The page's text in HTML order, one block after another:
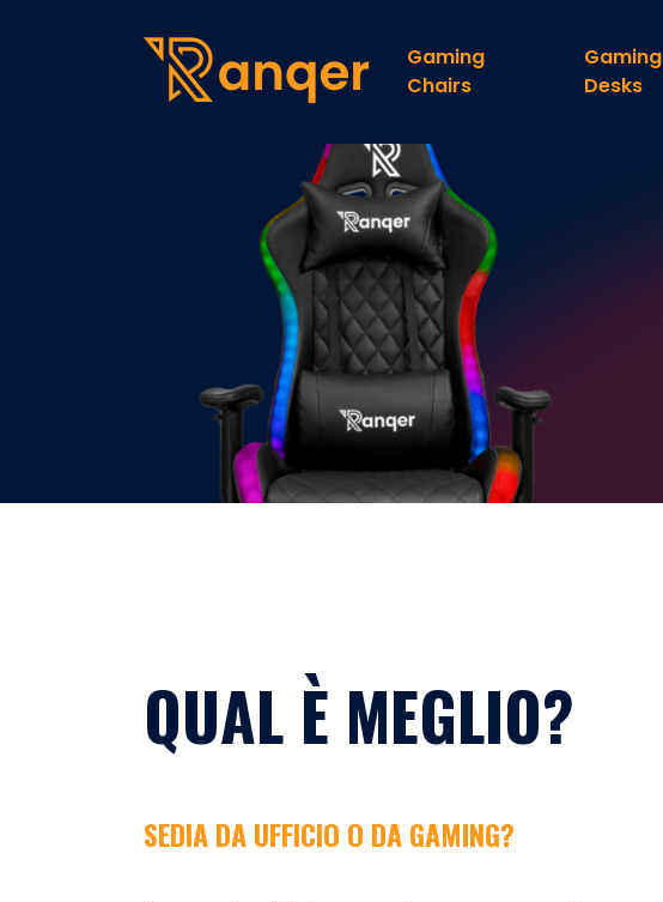
Gaming
Chairs
Gaming
Desks
QUAL È MEGLIO?
SEDIA DA UFFICIO O DA GAMING?